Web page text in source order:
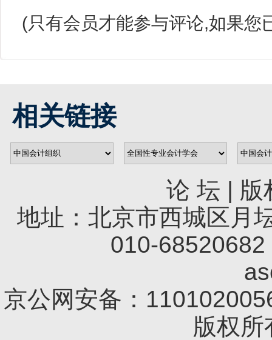
(只有会员才能参与评论,如果您
相关链接
论 坛 | 版
地址：北京市西城区月
010-
京公网安备：
版权